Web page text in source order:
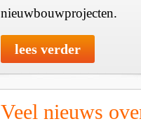
nieuwbouwprojecten.
lees verder
Veel nieuws